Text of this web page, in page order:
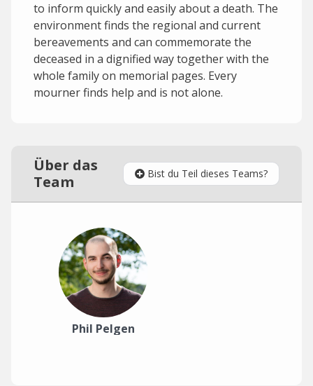
to inform quickly and easily about a death. The
environment finds the regional and current
bereavements and can commemorate the
deceased in a dignified way together with the
whole family on memorial pages. Every
mourner finds help and is not alone.
Über das
Team
Bist du Teil dieses Teams?
Phil Pelgen